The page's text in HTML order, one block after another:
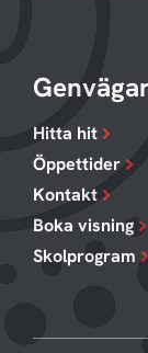
Hitta hit
Öppettider
Kontakt
Boka visning
Skolprogram